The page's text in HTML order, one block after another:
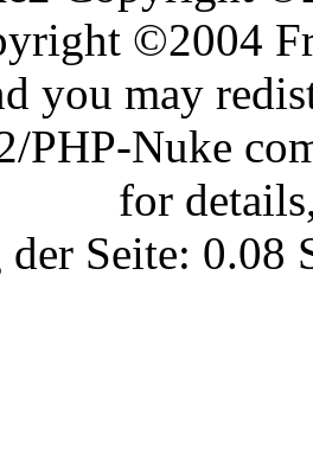
©2004
you may
PHP-Nuke
for
Seite: 0.08